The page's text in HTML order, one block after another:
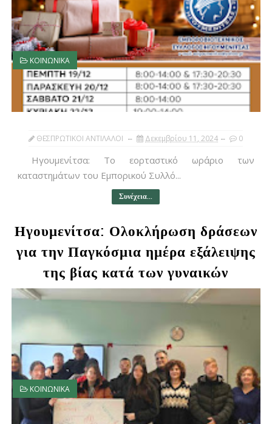
ΚΟΙΝΩΝΙΚΑ
ΘΕΣΠΡΩΤΙΚΟΙ ΑΝΤΙΛΑΛΟΙ Δεκεμβρίου 11, 2024 0
Ηγουμενίτσα: Το εορταστικό ωράριο των
καταστημάτων του Εμπορικού Συλλό...
Συνέχεια...
Ηγουμενίτσα: Ολοκλήρωση δράσεων
για την Παγκόσμια ημέρα εξάλειψης
της βίας κατά των γυναικών
ΚΟΙΝΩΝΙΚΑ